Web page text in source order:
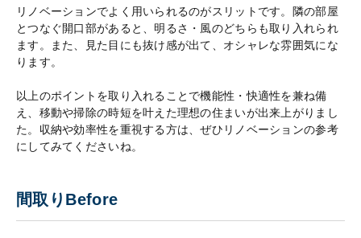
リノベーションでよく用いられるのがスリットです。隣の部屋
とつなぐ開口部があると、明るさ・風のどちらも取り入れられ
ます。また、見た目にも抜け感が出て、オシャレな雰囲気にな
ります。
以上のポイントを取り入れることで機能性・快適性を兼ね備
え、移動や掃除の時短を叶えた理想の住まいが出来上がりまし
た。収納や効率性を重視する方は、ぜひリノベーションの参考
にしてみてくださいね。
間取りBefore